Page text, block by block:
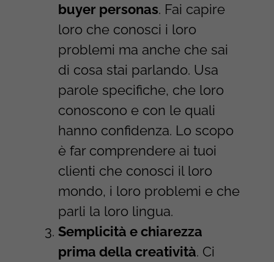
buyer personas. Fai capire
loro che conosci i loro
problemi ma anche che sai
di cosa stai parlando. Usa
parole specifiche, che loro
conoscono e con le quali
hanno confidenza. Lo scopo
è far comprendere ai tuoi
clienti che conosci il loro
mondo, i loro problemi e che
parli la loro lingua.
Semplicità e chiarezza
prima della creatività. Ci